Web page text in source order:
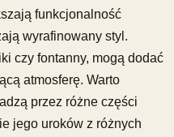
funkcjonalność
wyrafinowany styl.
czy fontanny, mogą dodać
atmosferę. Warto
przez różne części
jego uroków z różnych